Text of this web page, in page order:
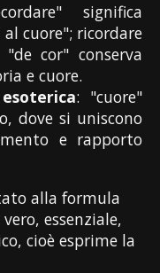
significa
cuore"; ricordare
cor" conserva
e cuore.
: "cuore"
dove si uniscono
e rapporto
alla formula
essenziale,
cioè esprime la